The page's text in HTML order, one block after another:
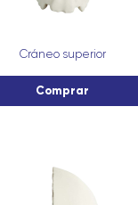
Cráneo superior
Comprar